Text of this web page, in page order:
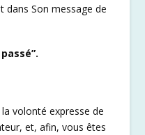
dans Son message de
volonté expresse de
et, afin, vous êtes